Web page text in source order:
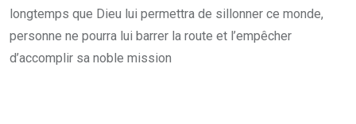
longtemps que Dieu lui permettra de sillonner ce monde,
personne ne pourra lui barrer la route et l’empêcher
d’accomplir sa noble mission